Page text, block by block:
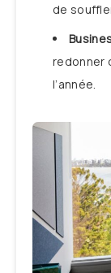
de
redonner
l’année.